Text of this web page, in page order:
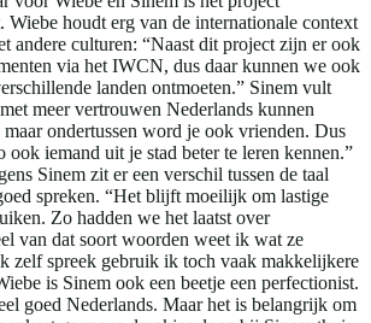
Wiebe houdt erg van de internationale context
andere culturen: “Naast dit project zijn er ook
via het IWCN, dus daar kunnen we ook
landen ontmoeten.” Sinem vult
meer vertrouwen Nederlands kunnen
maar ondertussen word je ook vrienden. Dus
ook iemand uit je stad beter te leren kennen.”
Sinem zit er een verschil tussen de taal
spreken. “Het blijft moeilijk om lastige
Zo hadden we het laatst over
van dat soort woorden weet ik wat ze
zelf spreek gebruik ik toch vaak makkelijkere
is Sinem ook een beetje een perfectionist.
goed Nederlands. Maar het is belangrijk om